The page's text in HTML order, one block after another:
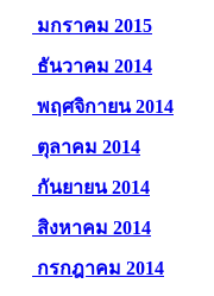
มกราคม 2015
ธันวาคม 2014
พฤศจิกายน 2014
ตุลาคม 2014
กันยายน 2014
สิงหาคม 2014
กรกฎาคม 2014